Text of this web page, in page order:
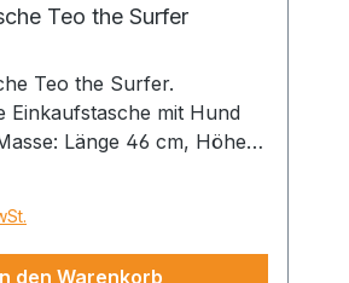
Teo the Surfer
Teo the Surfer.
Einkaufstasche mit Hund
Länge 46 cm, Höhe
den Warenkorb